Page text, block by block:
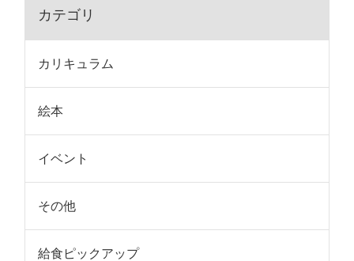
カテゴリ
カリキュラム
絵本
イベント
その他
給食ピックアップ